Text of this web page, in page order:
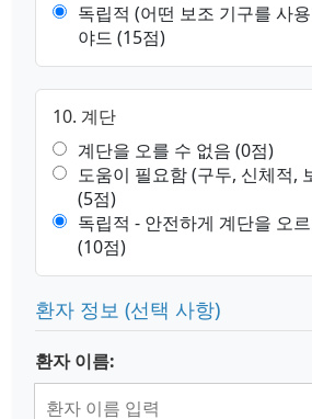
독립적 (어떤 보조 기구를 사
야드 (15점)
10. 계단
계단을 오를 수 없음 (0점)
도움이 필요함 (구두, 신체적,
(5점)
독립적 - 안전하게 계단을 오
(10점)
환자 정보 (선택 사항)
환자 이름: